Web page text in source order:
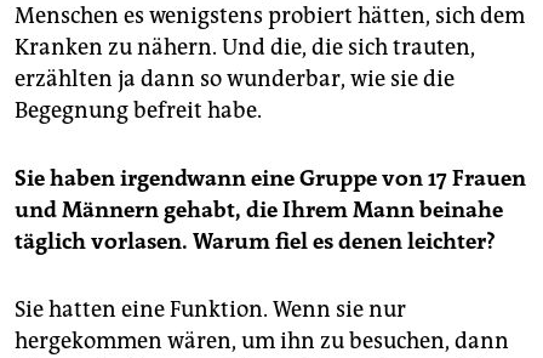
Menschen es wenigstens probiert hätten, sich dem
Kranken zu nähern. Und die, die sich trauten,
erzählten ja dann so wunderbar, wie sie die
Begegnung befreit habe.
Sie haben irgendwann eine Gruppe von 17 Frauen
und Männern gehabt, die Ihrem Mann beinahe
täglich vorlasen. Warum fiel es denen leichter?
Sie hatten eine Funktion. Wenn sie nur
hergekommen wären, um ihn zu besuchen, dann